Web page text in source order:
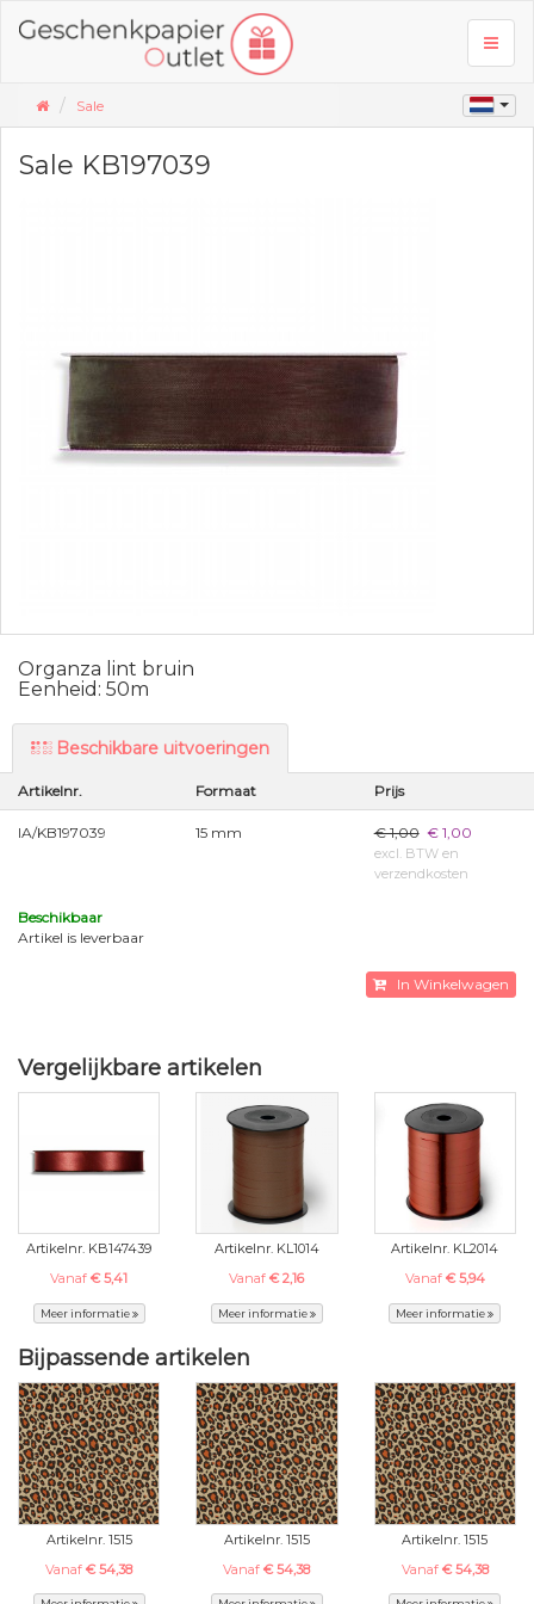
Sale
Sale KB197039
Organza lint bruin
Eenheid: 50m
Beschikbare uitvoeringen
Artikelnr. Formaat Prijs
IA/KB197039 15 mm € 1,00 € 1,00
excl. BTW en
verzendkosten
Beschikbaar
Artikel is leverbaar
In Winkelwagen
Vergelijkbare artikelen
Artikelnr. KB147439
Vanaf€ 5,41
Meer informatie
Artikelnr. KL1014
Vanaf€ 2,16
Meer informatie
Artikelnr. KL2014
Vanaf € 5,94
Meer informatie
Bijpassende artikelen
Artikelnr. 1515
Vanaf€ 54,38
Artikelnr. 1515
Vanaf€ 54,38
Artikelnr. 1515
Vanaf € 54,38